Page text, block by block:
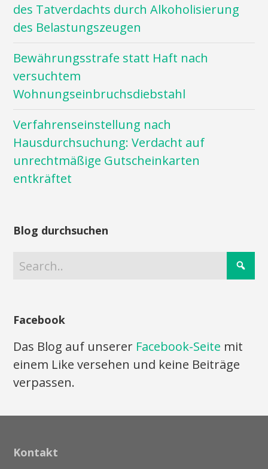
des Tatverdachts durch Alkoholisierung
des Belastungszeugen
Bewährungsstrafe statt Haft nach
versuchtem
Wohnungseinbruchsdiebstahl
Verfahrenseinstellung nach
Hausdurchsuchung: Verdacht auf
unrechtmäßige Gutscheinkarten
entkräftet
Blog durchsuchen
Facebook
Das Blog auf unserer Facebook-Seite mit
einem Like versehen und keine Beiträge
verpassen.
Kontakt